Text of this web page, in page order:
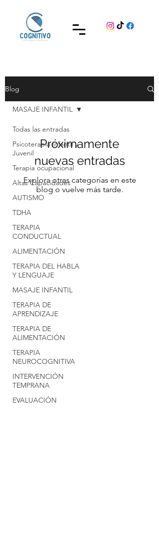
Blog
Todas las entradas
Psicoterapia Infantil y
Juvenil
Terapia ocupacional
Altas Capacidades
AUTISMO
TDHA
TERAPIA
CONDUCTUAL
ALIMENTACIÓN
TERAPIA DEL HABLA
Y LENGUAJE
MASAJE INFANTIL
TERAPIA DE
APRENDIZAJE
TERAPIA DE
ALIMENTACIÓN
TERAPIA
NEUROCOGNITIVA
INTERVENCIÓN
TEMPRANA
EVALUACIÓN
MASAJE INFANTIL
Próximamente
nuevas entradas
Explora otras categorías en este
blog o vuelve más tarde.